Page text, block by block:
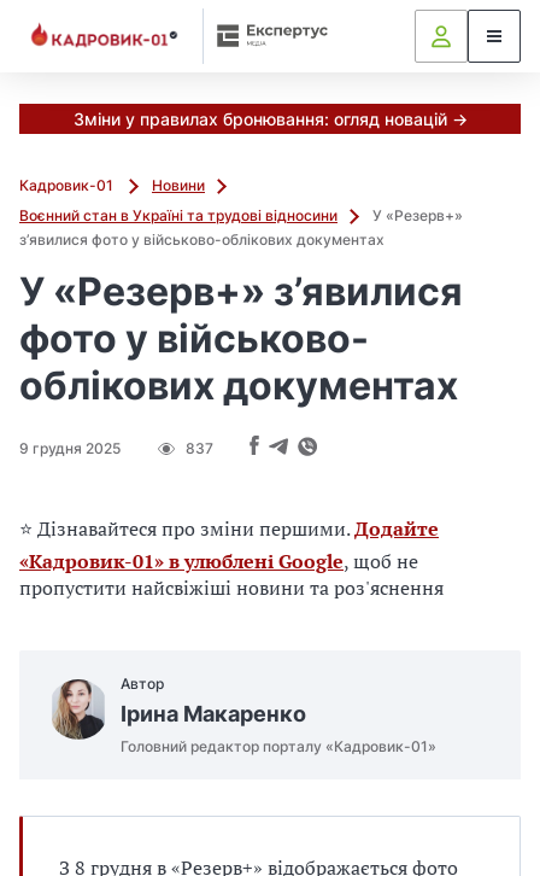
Зміни у правилах бронювання: огляд новацій →
Кадровик-01
Новини
Воєнний стан в Україні та трудові відносини
У «Резерв+»
з’явилися фото у військово-облікових документах
У «Резерв+» з’явилися
фото у військово-
облікових документах
9 грудня 2025 837
⭐ Дізнавайтеся про зміни першими.Додайте
«Кадровик-01» в улюблені Google, щоб не
пропустити найсвіжіші новини та роз'яснення
Автор
Ірина Макаренко
Головний редактор порталу «Кадровик-01»
З 8 грудня в «Резерв+» відображається фото